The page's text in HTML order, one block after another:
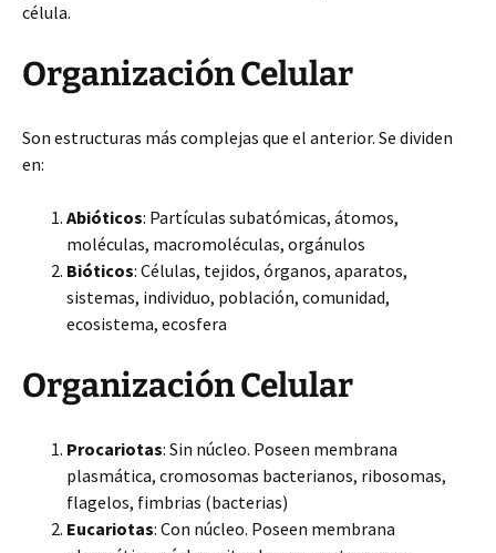
célula.
Organización Celular
Son estructuras más complejas que el anterior. Se dividen
en:
Abióticos: Partículas subatómicas, átomos,
moléculas, macromoléculas, orgánulos
Bióticos: Células, tejidos, órganos, aparatos,
sistemas, individuo, población, comunidad,
ecosistema, ecosfera
Organización Celular
Procariotas: Sin núcleo. Poseen membrana
plasmática, cromosomas bacterianos, ribosomas,
flagelos, fimbrias (bacterias)
Eucariotas: Con núcleo. Poseen membrana